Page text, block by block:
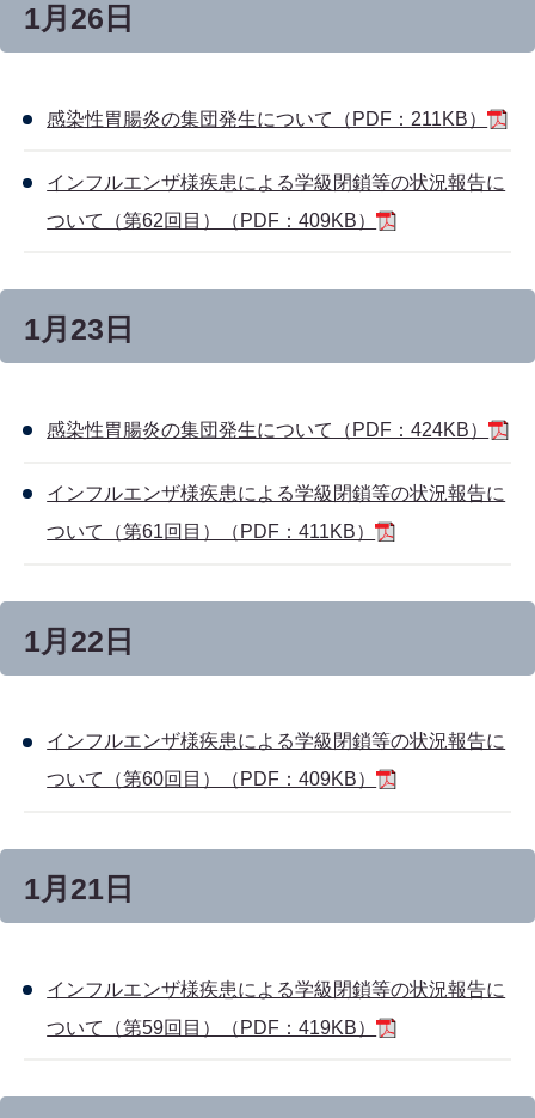
1月26日
感染性胃腸炎の集団発生について（PDF：211KB）
インフルエンザ様疾患による学級閉鎖等の状況報告に
ついて（第62回目）（PDF：409KB）
1月23日
感染性胃腸炎の集団発生について（PDF：424KB）
インフルエンザ様疾患による学級閉鎖等の状況報告に
ついて（第61回目）（PDF：411KB）
1月22日
インフルエンザ様疾患による学級閉鎖等の状況報告に
ついて（第60回目）（PDF：409KB）
1月21日
インフルエンザ様疾患による学級閉鎖等の状況報告に
ついて（第59回目）（PDF：419KB）